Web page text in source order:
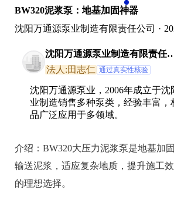
BW320泥浆泵：地基加固神器
沈阳万通源泵业制造有限责任公司 ·
沈阳万通源泵业制造有限责任
司
法人:田志仁 通过真实性核验
沈阳万通源泵业，2006年成立于沈
业制造销售多种泵类，经验丰富，
品广泛应用于多领域。
介绍： BW320大压力泥浆泵是地基加
输送泥浆，适应复杂地质，提升施工
的理想选择。